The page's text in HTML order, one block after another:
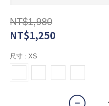
NT$1,980
NT$1,250
尺寸 : XS